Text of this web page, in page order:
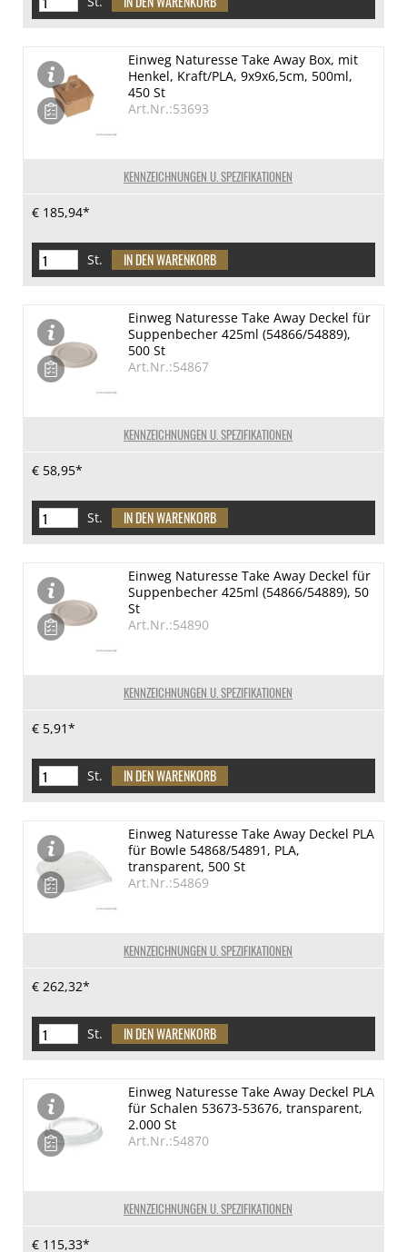
KENNZEICHNUNGEN U. SPEZIFIKATIONEN
Einweg Naturesse Take Away Box, mit
Henkel, Kraft/PLA, 9x9x6,5cm, 500ml,
450 St
Art.Nr.:53693
€ 185,94*
St.
KENNZEICHNUNGEN U. SPEZIFIKATIONEN
Einweg Naturesse Take Away Deckel für
Suppenbecher 425ml (54866/54889),
500 St
Art.Nr.:54867
€ 58,95*
St.
KENNZEICHNUNGEN U. SPEZIFIKATIONEN
Einweg Naturesse Take Away Deckel für
Suppenbecher 425ml (54866/54889), 50
St
Art.Nr.:54890
€ 5,91*
St.
KENNZEICHNUNGEN U. SPEZIFIKATIONEN
Einweg Naturesse Take Away Deckel PLA
für Bowle 54868/54891, PLA,
transparent, 500 St
Art.Nr.:54869
€ 262,32*
St.
KENNZEICHNUNGEN U. SPEZIFIKATIONEN
Einweg Naturesse Take Away Deckel PLA
für Schalen 53673-53676, transparent,
2.000 St
Art.Nr.:54870
€ 115,33*